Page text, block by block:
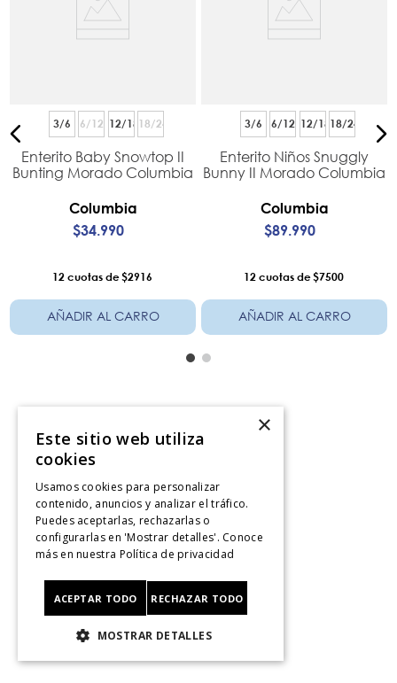
3/6 6/12 12/18 18/24
Enterito Baby Snowtop II
Bunting Morado Columbia
Columbia
$34.990
12 $2916
AÑADIR AL CARRO
3/6 6/12 12/18 18/24
Enterito Niños Snuggly
Bunny II Morado Columbia
Columbia
$89.990
12 $7500
AÑADIR AL CARRO
Servicio al consumidor
Centro De Ayuda
¿Dónde Viene Mi Compra?
Sigue tu compra
Ver Boleta / Ticket de cambo
Retiro En Tienda
CyberMonday
CyberDay
×
Este sitio web utiliza
cookies
Usamos cookies para personalizar
contenido, anuncios y analizar el tráfico.
Puedes aceptarlas, rechazarlas o
configurarlas en 'Mostrar detalles'. Conoce
más en nuestra Política de privacidad
ACEPTAR TODO RECHAZAR TODO
MOSTRAR DETALLES